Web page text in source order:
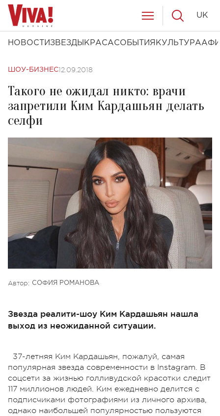
НОВОСТИ ЗВЕЗДЫ КРАСАСОБЫТИЯ КУЛЬТУРА
UK
ШОУ-БИЗНЕС12.09.2018
Такого не ожидал никто: врачи
запретили Ким Кардашьян делать
селфи
Автор: СОФИЯ РОМАНОВА
Звезда реалити-шоу Ким Кардашьян нашла
выход из неожиданной ситуации.
37-летняя Ким Кардашьян, пожалуй, самая
популярная звезда современности в Instagram. В
соцсети за жизнью голливудской красотки следит
117 миллионов людей. Ким ежедневно делится с
подписчиками фотографиями из личного архива,
однако наибольшей популярностью пользуются